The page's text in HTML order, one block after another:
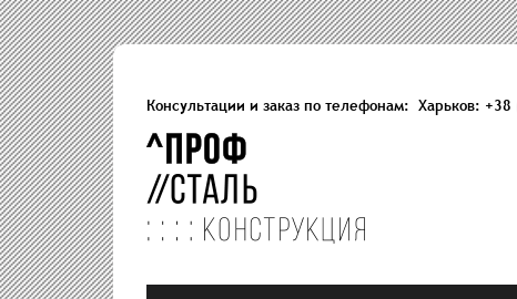
Консультации и заказ по телефонам: Харьков: +38